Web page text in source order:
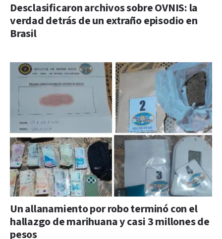
Desclasificaron archivos sobre OVNIS: la
verdad detrás de un extraño episodio en
Brasil
Un allanamiento por robo terminó con el
hallazgo de marihuana y casi 3 millones de
pesos